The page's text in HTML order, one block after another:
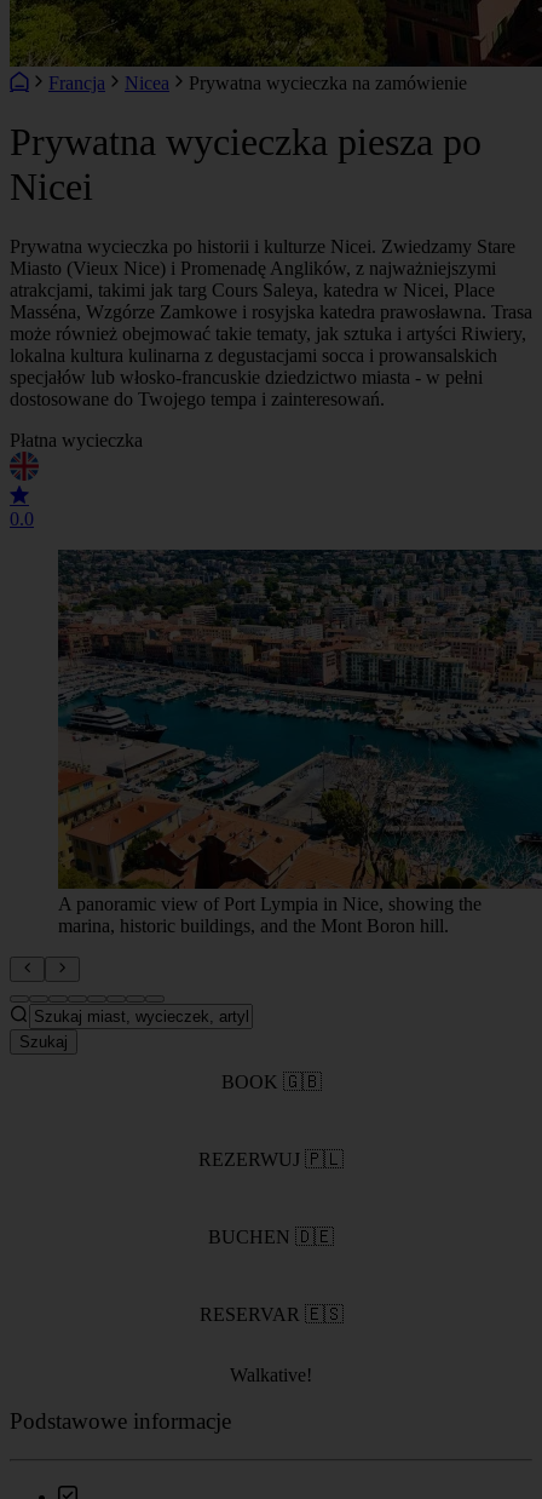
Francja Nicea Prywatna wycieczka na zamówienie
Prywatna wycieczka piesza po
Nicei
Prywatna wycieczka po historii i kulturze Nicei. Zwiedzamy Stare
Miasto (Vieux Nice) i Promenadę Anglików, z najważniejszymi
atrakcjami, takimi jak targ Cours Saleya, katedra w Nicei, Place
Masséna, Wzgórze Zamkowe i rosyjska katedra prawosławna. Trasa
może również obejmować takie tematy, jak sztuka i artyści Riwiery,
lokalna kultura kulinarna z degustacjami socca i prowansalskich
specjałów lub włosko-francuskie dziedzictwo miasta - w pełni
dostosowane do Twojego tempa i zainteresowań.
Płatna wycieczka
0.0
Kolorowe łodzie w porcie Nicei tworzą idealną
scenerię Riwiery Francuskiej.
Szukaj
BOOK 🇬🇧
REZERWUJ 🇵🇱
BUCHEN 🇩🇪
RESERVAR 🇪🇸
Walkative!
Podstawowe informacje